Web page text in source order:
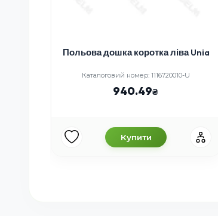
Польова дошка коротка ліва Unia
Каталоговий номер: 1116720010-U
940.49
Купити